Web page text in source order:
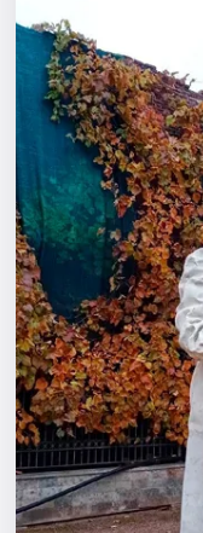
Квесты
Экскурсии
Спорт
События
Города
Площадки
Артисты
Рейтинги